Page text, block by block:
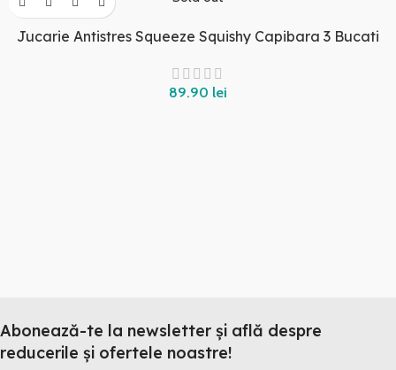
Jucarie Antistres Squeeze Squishy Capibara 3 Bucati
89.90 lei
Abonează-te la newsletter și află despre
reducerile și ofertele noastre!